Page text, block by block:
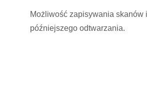
Możliwość zapisywania skanów
późniejszego odtwarzania.